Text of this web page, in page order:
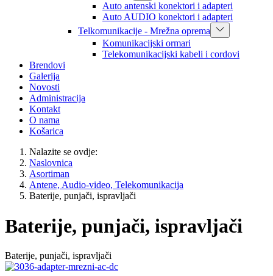
Auto antenski konektori i adapteri
Auto AUDIO konektori i adapteri
Telkomunikacije - Mrežna oprema
Komunikacijski ormari
Telekomunikacijski kabeli i cordovi
Brendovi
Galerija
Novosti
Administracija
Kontakt
O nama
Košarica
Nalazite se ovdje:
Naslovnica
Asortiman
Antene, Audio-video, Telekomunikacija
Baterije, punjači, ispravljači
Baterije, punjači, ispravljači
Baterije, punjači, ispravljači